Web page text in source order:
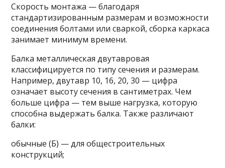
Скорость монтажа — благодаря
стандартизированным размерам и возможности
соединения болтами или сваркой, сборка каркаса
занимает минимум времени.
Балка металлическая двутавровая
классифицируется по типу сечения и размерам.
Например, двутавр 10, 16, 20, 30 — цифра
означает высоту сечения в сантиметрах. Чем
больше цифра — тем выше нагрузка, которую
способна выдержать балка. Также различают
балки:
обычные (Б) — для общестроительных
конструкций;